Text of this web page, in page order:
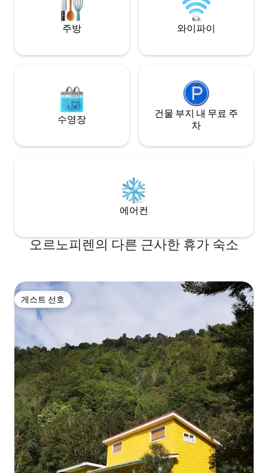
주방 와이파이
수영장
건물 부지 내 무료 주
차
에어컨
오르노피렌의 다른 근사한 휴가 숙소
게스트 선호
게스트 선호